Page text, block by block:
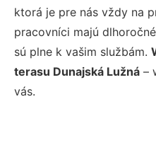
ktorá je pre nás vždy na
pracovníci majú
sú plne k vašim službám.
terasu Dunajská Lužná –
vás.